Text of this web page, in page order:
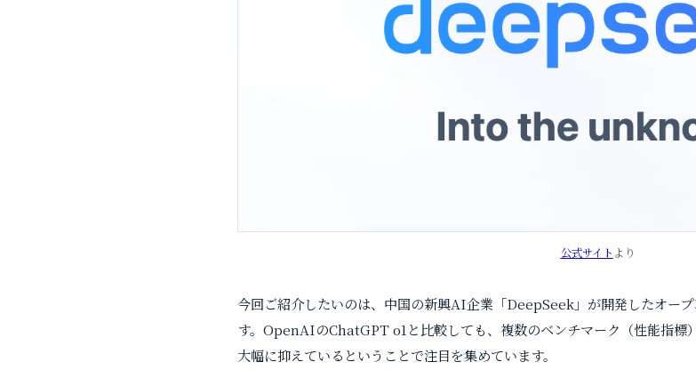
公式サイト より
今回ご紹介したいのは、中国の新興AI企業「DeepSeek」が開発したオー
す。OpenAIのChatGPT o1と比較しても、複数のベンチマーク（性能指標
大幅に抑えているということで注目を集めています。